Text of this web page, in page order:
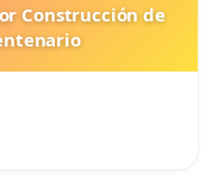
Construcción de